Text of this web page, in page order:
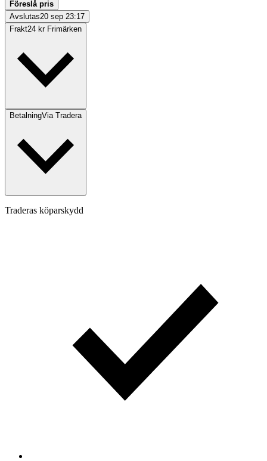
Föreslå pris
Avslutas20 sep 23:17
Frakt24 kr Frimärken
BetalningVia Tradera
Traderas köparskydd